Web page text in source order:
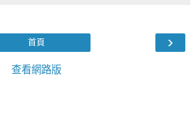
›
首頁
查看網路版